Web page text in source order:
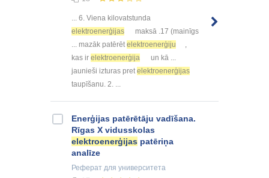
... 6. Viena kilovatstunda
elektroenerģijas
maksā .17 (mainīgs
... mazāk patērētelektroenerģiju
,
kas ir elektroenerģija
un kā ...
jaunieši izturas pretelektroenerģijas
taupīšanu. 2. ...
Enerģijas patērētāju vadīšana.
Rīgas X vidusskolas
elektroenerģijas patēriņa
analīze
Реферат для университета